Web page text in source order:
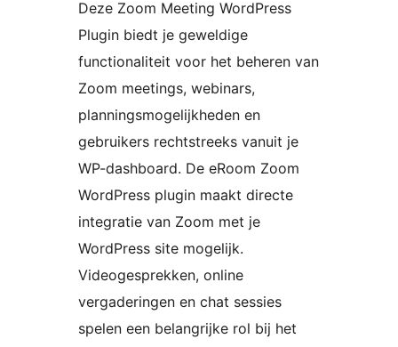
Deze Zoom Meeting WordPress
Plugin biedt je geweldige
functionaliteit voor het beheren van
Zoom meetings, webinars,
planningsmogelijkheden en
gebruikers rechtstreeks vanuit je
WP-dashboard. De eRoom Zoom
WordPress plugin maakt directe
integratie van Zoom met je
WordPress site mogelijk.
Videogesprekken, online
vergaderingen en chat sessies
spelen een belangrijke rol bij het